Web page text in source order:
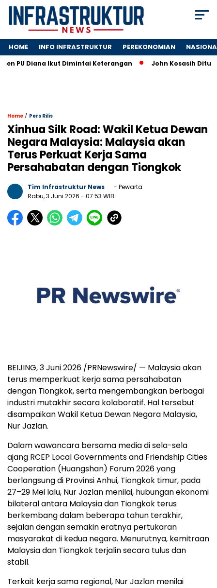
HOME INFO INFRASTRUKTUR PEREKONOMIAN
Diana Ikut Dimintai Keterangan John Kosasih Ditunjuk
Home / Pers Rilis
Xinhua Silk Road: Wakil Ketua Dewan
Negara Malaysia: Malaysia akan
Terus Perkuat Kerja Sama
Persahabatan dengan Tiongkok
Tim Infrastruktur News
- Pewarta
Rabu, 3 Juni 2026 - 07:53 WIB
BEIJING, 3 Juni 2026 /PRNewswire/ — Malaysia akan
terus memperkuat kerja sama persahabatan
dengan Tiongkok, serta mengembangkan berbagai
industri mutakhir secara kolaboratif. Hal tersebut
disampaikan Wakil Ketua Dewan Negara Malaysia,
Nur Jazlan.
Dalam wawancara bersama media di sela-sela
ajang RCEP Local Governments and Friendship Cities
Cooperation (Huangshan) Forum 2026 yang
berlangsung di Provinsi Anhui, Tiongkok timur, pada
27–29 Mei lalu, Nur Jazlan menilai, hubungan ekonomi
bilateral antara Malaysia dan Tiongkok terus
berkembang dalam beberapa tahun terakhir,
sejalan dengan semakin eratnya pertukaran
masyarakat di kedua negara. Menurutnya, kemitraan
Malaysia dan Tiongkok terjalin secara tulus dan
stabil.
Terkait kerja sama regional, Nur Jazlan menilai